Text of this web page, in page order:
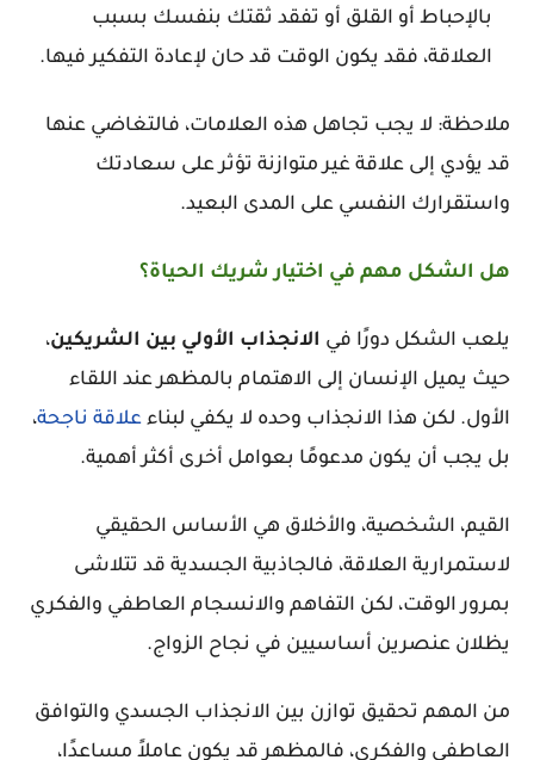
بالإحباط أو القلق أو تفقد ثقتك بنفسك بسبب
العلاقة، فقد يكون الوقت قد حان لإعادة التفكير فيها.
ملاحظة: لا يجب تجاهل هذه العلامات، فالتغاضي عنها
قد يؤدي إلى علاقة غير متوازنة تؤثر على سعادتك
واستقرارك النفسي على المدى البعيد.
هل الشكل مهم في اختيار شريك الحياة؟
يلعب الشكل دورًا في الانجذاب الأولي بين الشريكين،
حيث يميل الإنسان إلى الاهتمام بالمظهر عند اللقاء
الأول. لكن هذا الانجذاب وحده لا يكفي لبناء علاقة ناجحة،
بل يجب أن يكون مدعومًا بعوامل أخرى أكثر أهمية.
القيم، الشخصية، والأخلاق هي الأساس الحقيقي
لاستمرارية العلاقة، فالجاذبية الجسدية قد تتلاشى
بمرور الوقت، لكن التفاهم والانسجام العاطفي والفكري
يظلان عنصرين أساسيين في نجاح الزواج.
من المهم تحقيق توازن بين الانجذاب الجسدي والتوافق
العاطفي والفكري، فالمظهر قد يكون عاملاً مساعدًا،